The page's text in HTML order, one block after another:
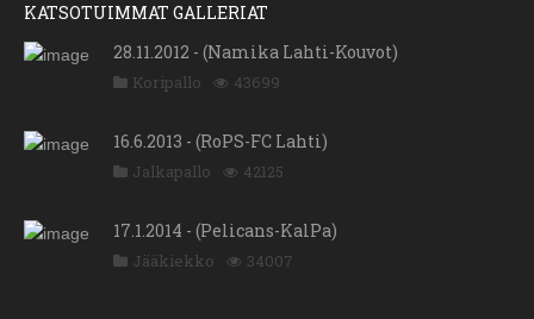
KATSOTUIMMAT GALLERIAT
28.11.2012 - (Namika Lahti-Kouvot)
Koripallo 43699
16.6.2013 - (RoPS-FC Lahti)
Jalkapallo 42125
17.1.2014 - (Pelicans-KalPa)
Jääkiekko 34007